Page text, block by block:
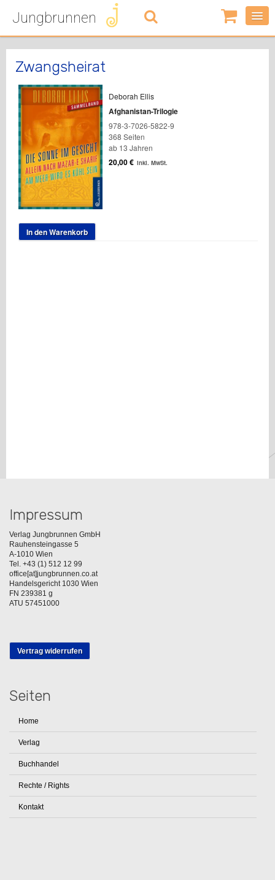
Jungbrunnen
0
Artikel
-
Zwangsheirat
Deborah Ellis
Afghanistan-Trilogie
978-3-7026-5822-9
368 Seiten
ab 13 Jahren
20,00€ inkl. MwSt.
In den Warenkorb
Impressum
Verlag Jungbrunnen GmbH
Rauhensteingasse 5
A-1010 Wien
Tel. +43 (1) 512 12 99
office[at]jungbrunnen.co.at
Handelsgericht 1030 Wien
FN 239381 g
ATU 57451000
Vertrag widerrufen
Seiten
Home
Verlag
Buchhandel
Rechte / Rights
Kontakt